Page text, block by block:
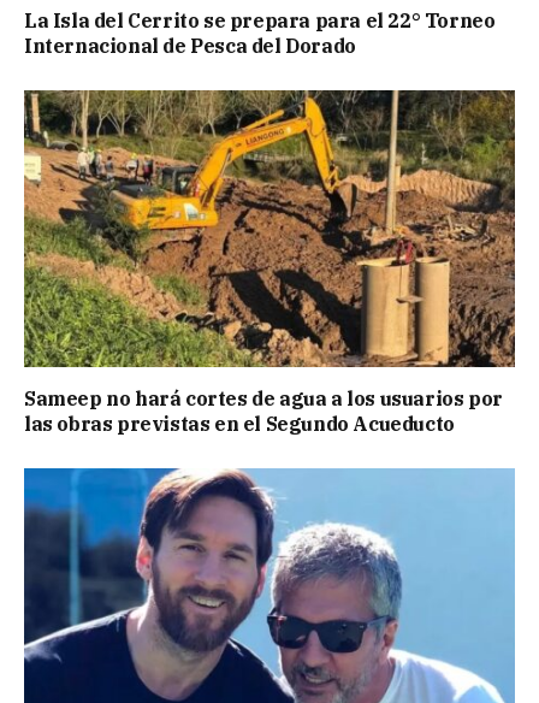
La Isla del Cerrito se prepara para el 22° Torneo
Internacional de Pesca del Dorado
Sameep no hará cortes de agua a los usuarios por
las obras previstas en el Segundo Acueducto